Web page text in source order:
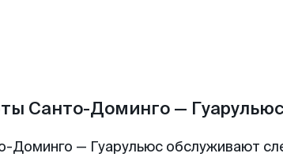
Санто-Доминго — Гуарульюс
Доминго — Гуарульюс обслуживают